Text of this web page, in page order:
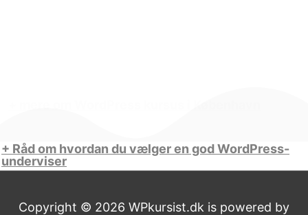
+ Råd om hvordan du vælger en god WordPress-
underviser
Copyright © 2026 WPkursist.dk is powered by